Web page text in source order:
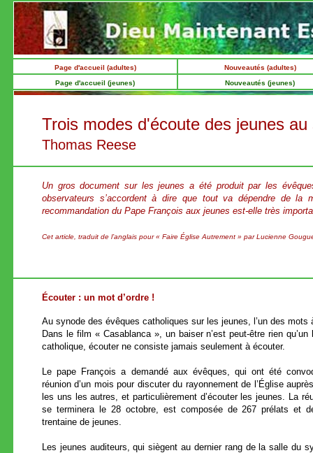
Page d'accueil (adultes)
Nouveautés (adultes)
Page d'accueil (jeunes)
Nouveautés (jeunes)
Trois modes d'écoute des jeunes
Thomas Reese
Un gros document sur les jeunes a été produit par les
observateurs s’accordent à dire que tout va dépendre de
recommandation du Pape François aux jeunes est-elle très
Cet article, traduit de l’anglais pour « Faire Église Autrement » par Lucienne
Écouter : un mot d’ordre !
Au synode des évêques catholiques sur les jeunes, l’un des
Dans le film « Casablanca », un baiser n’est peut-être rien qu’un
catholique, écouter ne consiste jamais seulement à écouter.
Le pape François a demandé aux évêques, qui ont été
réunion d’un mois pour discuter du rayonnement de l’Église
les uns les autres, et particulièrement d’écouter les jeunes. La
se terminera le 28 octobre, est composée de 267 prélats et
trentaine de jeunes.
Les jeunes auditeurs, qui siègent au dernier rang de la salle du